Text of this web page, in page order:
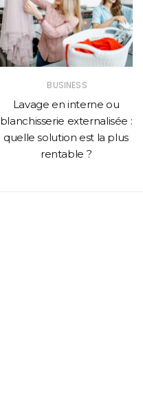
BUSINESS
Lavage en interne ou
blanchisserie externalisée :
quelle solution est la plus
rentable ?